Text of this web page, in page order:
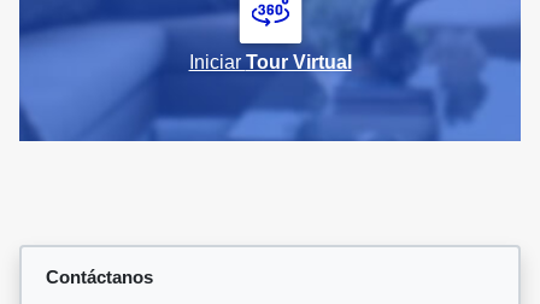
Iniciar Tour Virtual
Contáctanos